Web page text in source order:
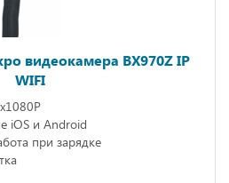
видеокамера BX970Z IP
WIFI
iOS и Android
при зарядке